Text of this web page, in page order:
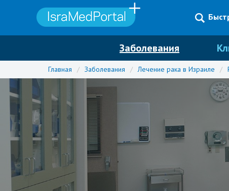
Заболевания
Главная / Заболевания / Лечение рака в Израиле /